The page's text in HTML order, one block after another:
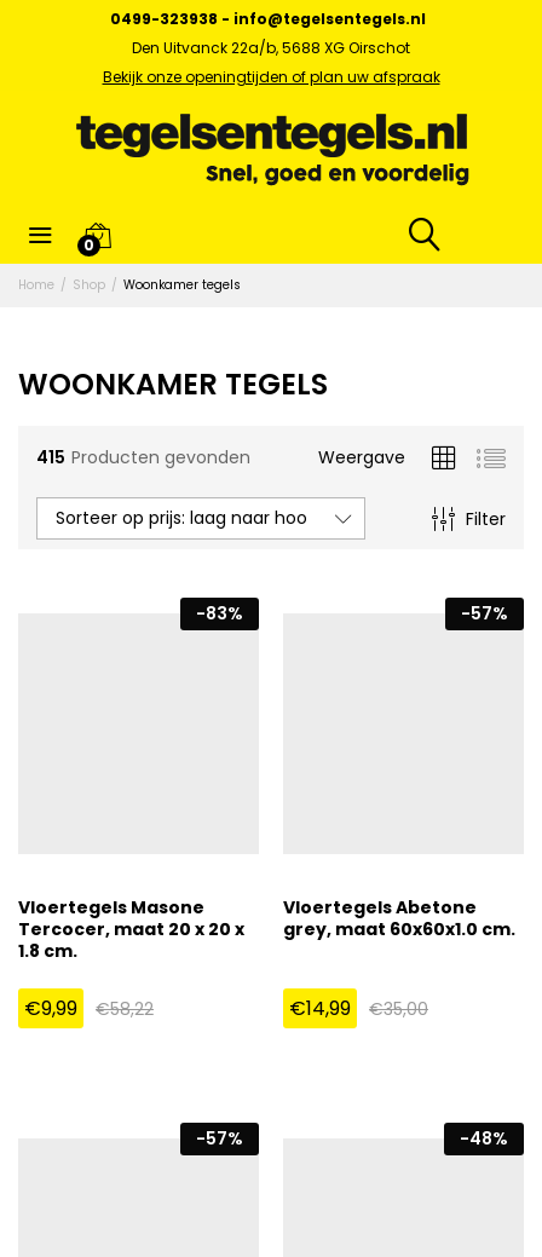
0499-323938 - info@tegelsentegels.nl
Den Uitvanck 22a/b, 5688 XG Oirschot
Bekijk onze openingtijden of plan uw afspraak
0
Home / Shop / Woonkamer tegels
WOONKAMER TEGELS
415 Producten gevonden Weergave
Filter
Sorteer op prijs: laag naar hoog
-83%
Vloertegels Masone
Tercocer, maat 20 x 20 x
1.8 cm.
€9,99 €58,22
-57%
Vloertegels Abetone
grey, maat 60x60x1.0 cm.
€14,99 €35,00
-57% -48%